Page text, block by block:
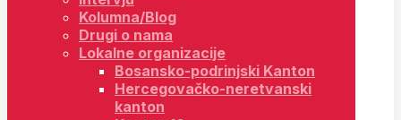
Kolumna/Blog
Drugi o nama
Lokalne organizacije
Bosansko-podrinjski Kanton
Hercegovačko-neretvanski
kanton